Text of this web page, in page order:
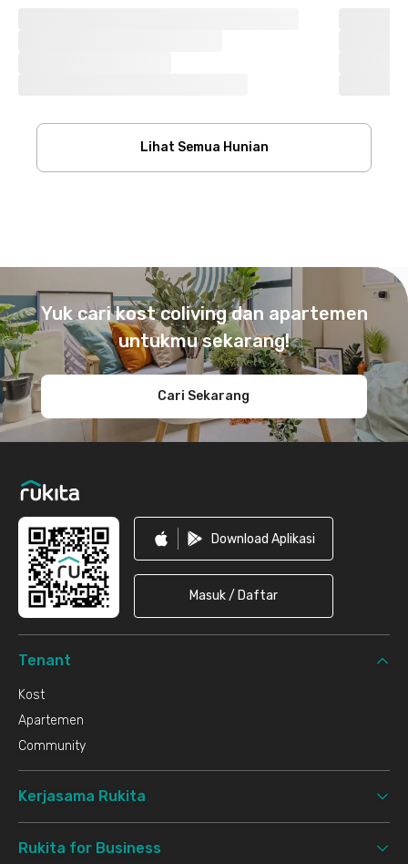
Lihat Semua Hunian
Yuk cari kost coliving dan apartemen
untukmu sekarang!
Cari Sekarang
Download Aplikasi
Masuk / Daftar
Tenant
Kost
Apartemen
Community
Kerjasama Rukita
Rukita for Business